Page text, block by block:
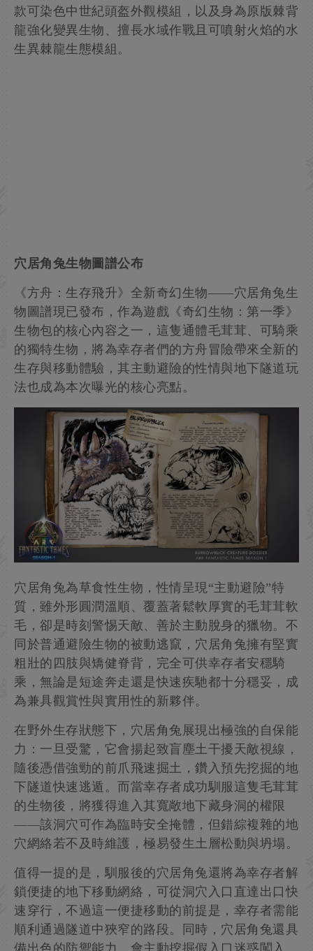
款可染色中世紀頭盔外觀模組，以及身為原版棘背
龍強化變異生物、擅長水域作戰且可噴射火焰的水
生異棘龍生態模組。
穴居角兔生物圖譜公布
《方舟：生存飛升》全新奇幻生物——穴居角兔生
物圖譜現已發布，作為遊戲《奇幻生物：第一季》
生物包的核心內容之一，這隻通體毛茸茸、可騎乘
的獨特生物，將為幸存者們的方舟冒險帶來全新的
生存與移動體驗，其主動避險的性情與地下隧道玩
法也成為本次曝光的核心亮點。
穴居角兔為草食性生物，性情呈現“主動避險”特
質，雖外形圓潤溫順、覆蓋著鬆軟厚實的毛茸茸軟
毛，卻是時刻警惕天敵、善於主動脫身的獵物。不
同於普通避險生物的被動逃竄，穴居角兔擁有堅實
粗壯的四肢與矯健脊背，完全可供幸存者安穩騎
乘，無論是短途奔走還是快速疾馳都十分穩妥，成
為兼具觀賞性與實用性的新夥伴。
在野外生存狀態下，穴居角兔展現出極強的自保能
力：一旦受驚，它會揚起致盲塵土干擾天敵視線，
隨後憑借強勁的前爪飛速掘土，鑽入預先挖掘的地
下隧道快速逃遁。而當幸存者成功馴服這隻毛茸茸
的生物後，將獲得進入其寬敞地下藏身洞的權限
——該洞穴可作為臨時安全掩體，但錯綜複雜的地
穴網絡若不及時維護，極易發生土層松動與坍塌。
值得一提的是，馴服後的穴居角兔還將為幸存者解
鎖便捷的地下移動網絡，可從洞穴入口直達出口快
速穿行，不過這一便捷移動的前提是，幸存者需能
順利通過隧道中狹窄的路段。同時，穴居角兔還具